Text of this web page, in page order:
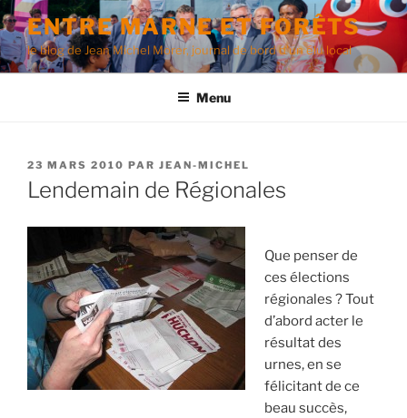
Aller
au
contenu
principal
ENTRE MARNE ET FORÊTS
le blog de Jean Michel Morer, journal de bord d'un élu local
Menu
PUBLIÉ
LE
23 MARS 2010 PAR JEAN-MICHEL
Lendemain de Régionales
Que penser de
ces élections
régionales ? Tout
d’abord acter le
résultat des
urnes, en se
félicitant de ce
beau succès,